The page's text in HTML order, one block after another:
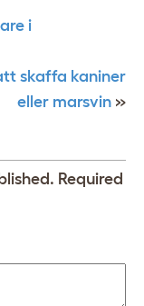
i
skaffa kaniner
eller marsvin »
Required